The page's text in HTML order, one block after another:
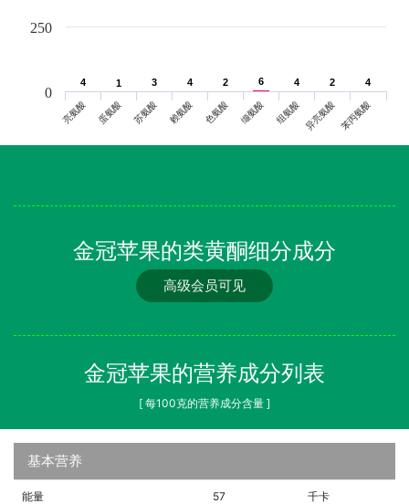
4
4 1
1 3
3 4
4 2
2 6
6 4
4 2
2 4
4
亮氨酸 蛋氨酸 苏氨酸 赖氨酸 色氨酸 缬氨酸 组氨酸 异亮氨酸苯丙氨酸
0
250
金冠苹果的类黄酮细分成分
高级会员可见
金冠苹果的营养成分列表
[ 每100克的营养成分含量 ]
基本营养
能量 57 千卡